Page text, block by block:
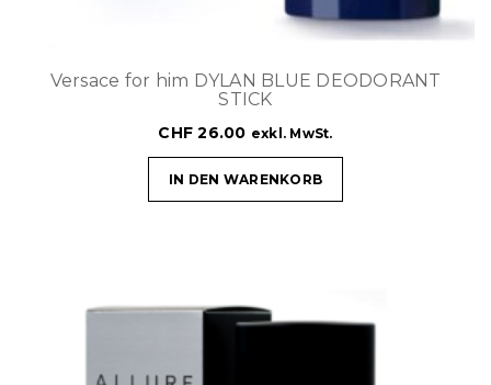
Versace for him DYLAN BLUE DEODORANT
STICK
CHF 26.00 exkl. MwSt.
IN DEN WARENKORB